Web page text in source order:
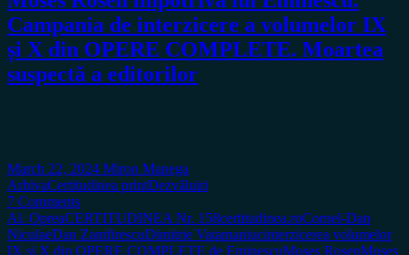
Campania de interzicere a volumelor IX
și X din OPERE COMPLETE. Moartea
suspectă a editorilor
March 22, 2024 Miron Manega
ArhivaCertitudinea printDezvăluiri
7 Comments
Al. OpreaCERTITUDINEA Nr. 158certitudinea.roCornel-Dan
NiculaeDan ZamfirescuDimitrie Vatamaniucinterzicerea volumelor
IX și X din OPERE COMPLETE de EminescuMoses RosenMoses